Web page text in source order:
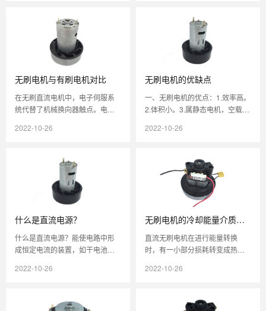
无刷电机与有刷电机对比
在无刷直流电机中，电子伺服系
统代替了机械换向器触点。电子
半导体开关，如晶体管开关和电
2022-10-26
无刷电机的优缺点
一、无刷电机的优点：1.效率高。
2.体积小。3.属静态电机，空载电
械换向，性能可靠、永无...
2022-10-26
什么是直流电源？
什么是直流电源？能使电路中形
成恒定电流的装置，如干电池、
流电源。 在24V电压范围内又叫2
2022-10-26
无刷电机的冷却能量介质有
哪些
直流无刷电机在进行能量转换
时，有一小部分损耗转变成热
不断将热量散发出去，这个散发
2022-10-26